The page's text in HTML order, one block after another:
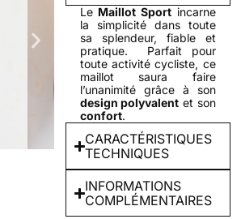
Le Maillot Sportincarne
la simplicité dans toute
sa splendeur, fiable et
pratique. Parfait pour
toute activité cycliste, ce
maillot saura faire
l’unanimité grâce à son
design polyvalent et son
confort.
CARACTÉRISTIQUES
TECHNIQUES
INFORMATIONS
COMPLÉMENTAIRES